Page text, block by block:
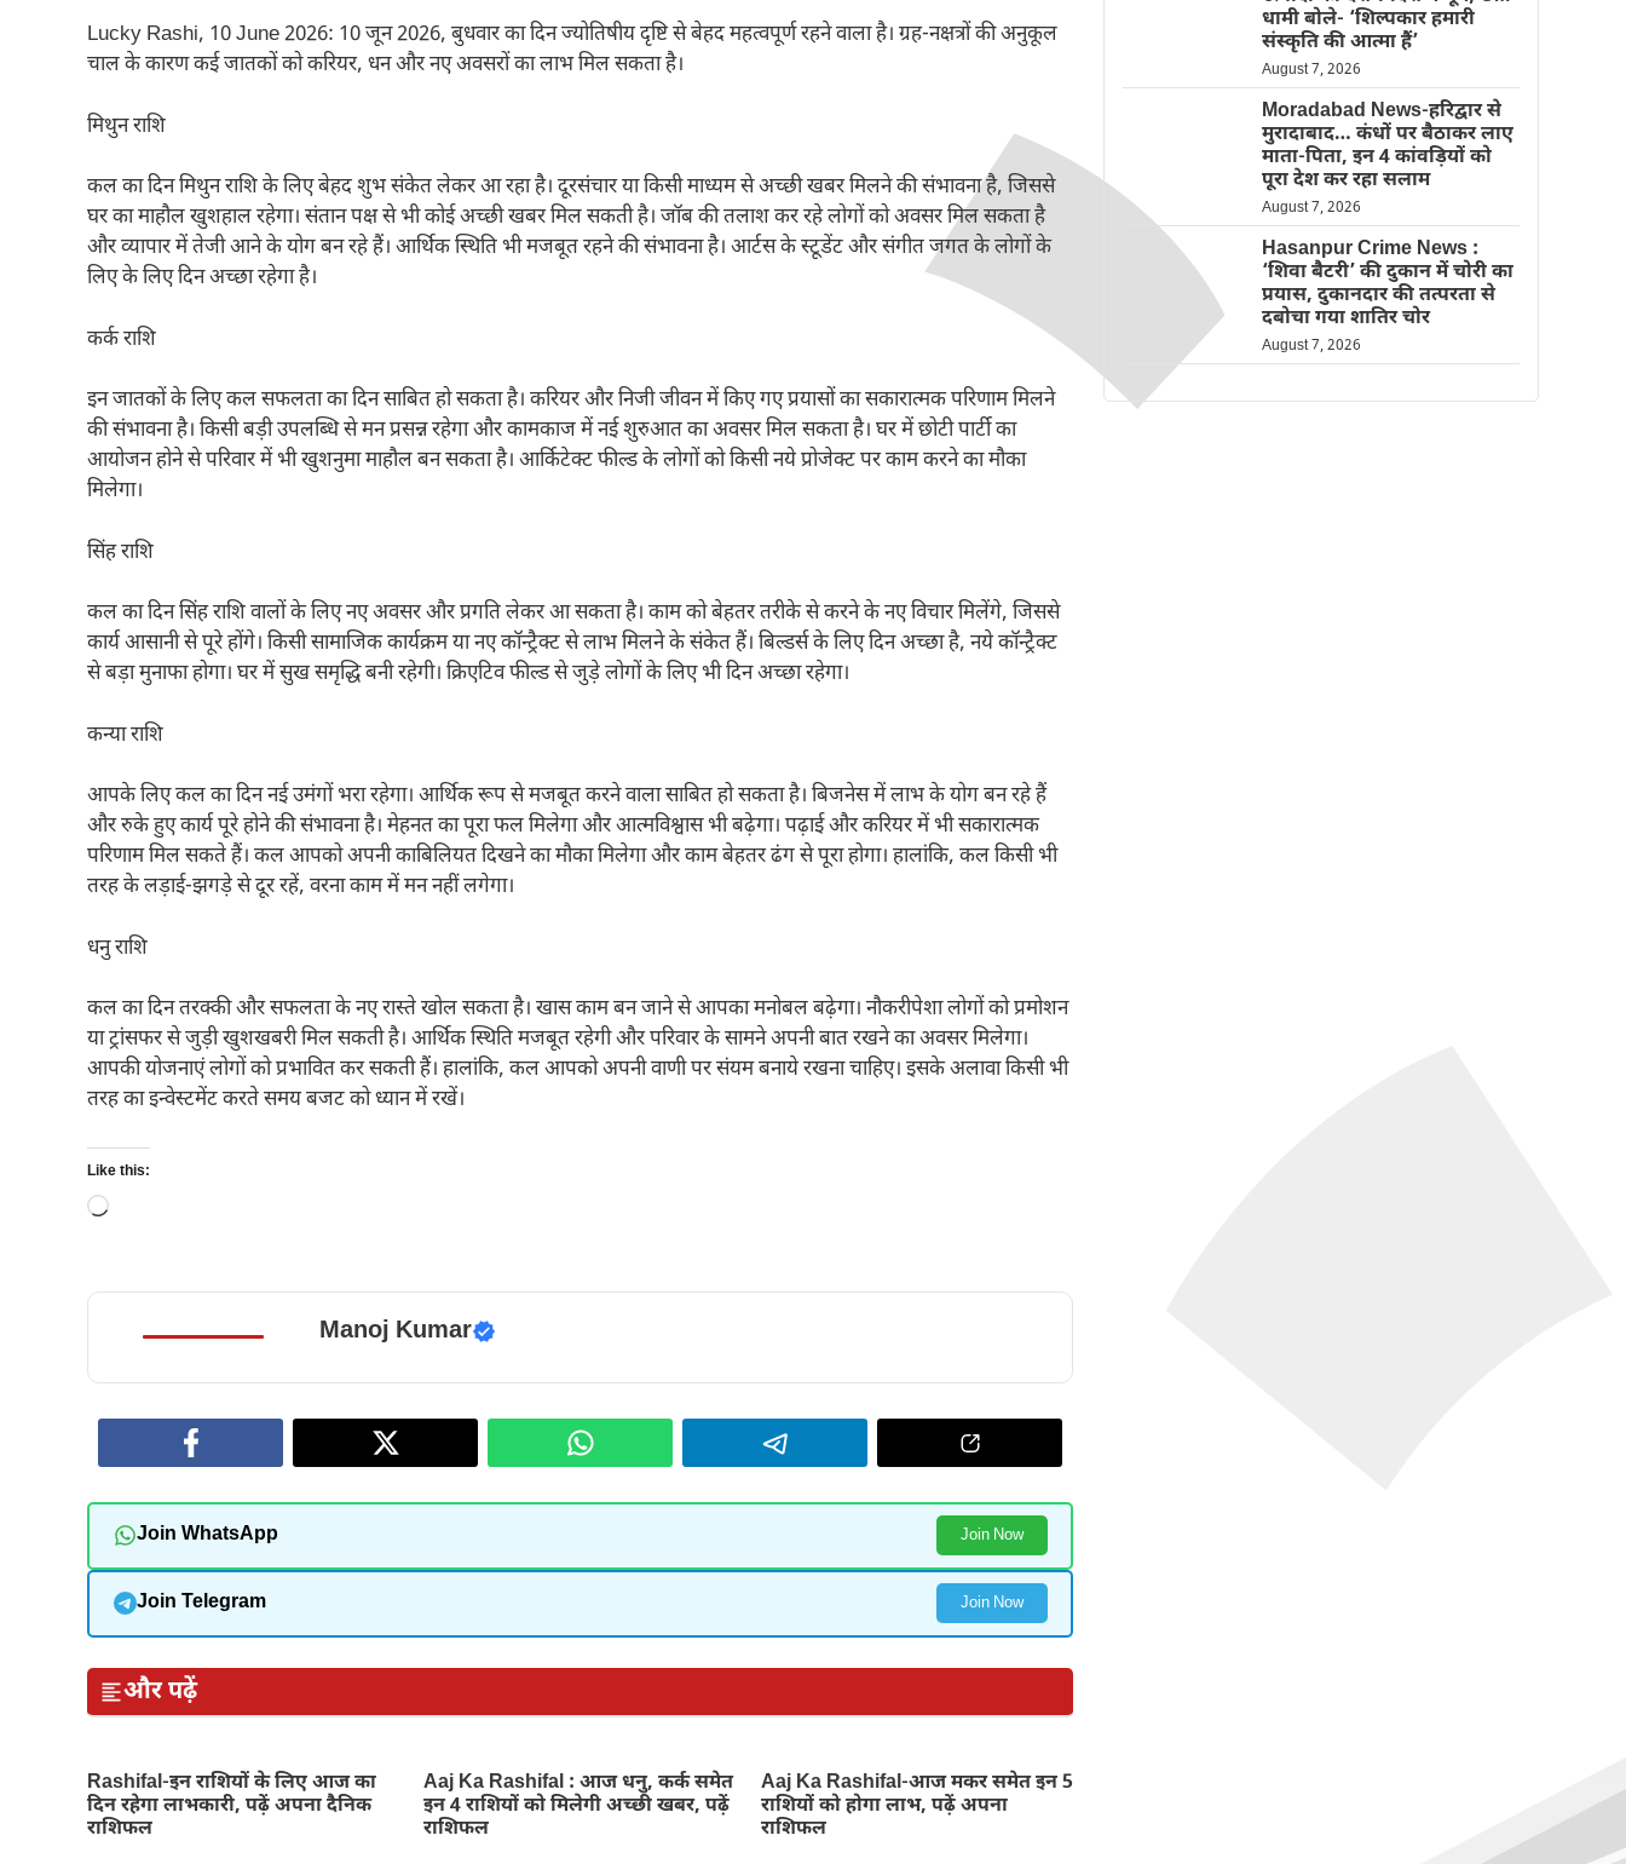
Lucky Rashi, 10 June 2026: 10 जून 2026, बुधवार का दिन ज्योतिषीय दृष्टि से बेहद महत्वपूर्ण रहने वाला है। ग्रह-नक्षत्रों की अनुकूल
चाल के कारण कई जातकों को करियर, धन और नए अवसरों का लाभ मिल सकता है।
मिथुन राशि
कल का दिन मिथुन राशि के लिए बेहद शुभ संकेत लेकर आ रहा है। दूरसंचार या किसी माध्यम से अच्छी खबर मिलने की संभावना है, जिससे
घर का माहौल खुशहाल रहेगा। संतान पक्ष से भी कोई अच्छी खबर मिल सकती है। जॉब की तलाश कर रहे लोगों को अवसर मिल सकता है
और व्यापार में तेजी आने के योग बन रहे हैं। आर्थिक स्थिति भी मजबूत रहने की संभावना है। आर्टस के स्टूडेंट और संगीत जगत के लोगों के
लिए के लिए दिन अच्छा रहेगा है।
कर्क राशि
इन जातकों के लिए कल सफलता का दिन साबित हो सकता है। करियर और निजी जीवन में किए गए प्रयासों का सकारात्मक परिणाम मिलने
की संभावना है। किसी बड़ी उपलब्धि से मन प्रसन्न रहेगा और कामकाज में नई शुरुआत का अवसर मिल सकता है। घर में छोटी पार्टी का
आयोजन होने से परिवार में भी खुशनुमा माहौल बन सकता है। आर्किटेक्ट फील्ड के लोगों को किसी नये प्रोजेक्ट पर काम करने का मौका
मिलेगा।
सिंह राशि
कल का दिन सिंह राशि वालों के लिए नए अवसर और प्रगति लेकर आ सकता है। काम को बेहतर तरीके से करने के नए विचार मिलेंगे, जिससे
कार्य आसानी से पूरे होंगे। किसी सामाजिक कार्यक्रम या नए कॉन्ट्रैक्ट से लाभ मिलने के संकेत हैं। बिल्डर्स के लिए दिन अच्छा है, नये कॉन्ट्रैक्ट
से बड़ा मुनाफा होगा। घर में सुख समृद्धि बनी रहेगी। क्रिएटिव फील्ड से जुड़े लोगों के लिए भी दिन अच्छा रहेगा।
कन्या राशि
आपके लिए कल का दिन नई उमंगों भरा रहेगा। आर्थिक रूप से मजबूत करने वाला साबित हो सकता है। बिजनेस में लाभ के योग बन रहे हैं
और रुके हुए कार्य पूरे होने की संभावना है। मेहनत का पूरा फल मिलेगा और आत्मविश्वास भी बढ़ेगा। पढ़ाई और करियर में भी सकारात्मक
परिणाम मिल सकते हैं। कल आपको अपनी काबिलियत दिखने का मौका मिलेगा और काम बेहतर ढंग से पूरा होगा। हालांकि, कल किसी भी
तरह के लड़ाई-झगड़े से दूर रहें, वरना काम में मन नहीं लगेगा।
धनु राशि
कल का दिन तरक्की और सफलता के नए रास्ते खोल सकता है। खास काम बन जाने से आपका मनोबल बढ़ेगा। नौकरीपेशा लोगों को प्रमोशन
या ट्रांसफर से जुड़ी खुशखबरी मिल सकती है। आर्थिक स्थिति मजबूत रहेगी और परिवार के सामने अपनी बात रखने का अवसर मिलेगा।
आपकी योजनाएं लोगों को प्रभावित कर सकती हैं। हालांकि, कल आपको अपनी वाणी पर संयम बनाये रखना चाहिए। इसके अलावा किसी भी
तरह का इन्वेस्टमेंट करते समय बजट को ध्यान में रखें।
Like this:
Loading…
Manoj Kumar
Join WhatsApp Join Now
Join Telegram Join Now
और पढ़ें
Rashifal-इन राशियों के लिए आज का
दिन रहेगा लाभकारी, पढ़ें अपना दैनिक
राशिफल
Aaj Ka Rashifal : आज धनु, कर्क समेत
इन 4 राशियों को मिलेगी अच्छी खबर, पढ़ें
राशिफल
Aaj Ka Rashifal-आज मकर समेत इन 5
राशियों को होगा लाभ, पढ़ें अपना
राशिफल
धामी बोले- ‘शिल्पकार हमारी
संस्कृति की आत्मा हैं’
August 7, 2026
Moradabad News-हरिद्वार से
मुरादाबाद… कंधों पर बैठाकर लाए
माता-पिता, इन 4 कांवड़ियों को
पूरा देश कर रहा सलाम
August 7, 2026
Hasanpur Crime News :
‘शिवा बैटरी’ की दुकान में चोरी का
प्रयास, दुकानदार की तत्परता से
दबोचा गया शातिर चोर
August 7, 2026